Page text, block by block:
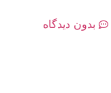
بدون دیدگاه